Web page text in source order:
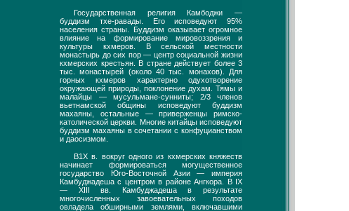
Государственная религия Камбоджи —
буддизм тхе-равады. Его исповедуют 95%
населения страны. Буддизм оказывает огромное
влияние на формирование мировоззрения и
культуры кхмеров. В сельской местности
монастырь до сих пор — центр социальной жизни
кхмерских крестьян. В стране действует более 3
тыс. монастырей (около 40 тыс. монахов). Для
горных кхмеров характерно одухотворение
окружающей природы, поклонение духам. Тямы и
малайцы — мусульмане-сунниты; 2/3 членов
вьетнамской общины исповедуют буддизм
махаяны, остальные — приверженцы римско-
католической церкви. Многие китайцы исповедуют
буддизм махаяны в сочетании с конфуцианством
и даосизмом.
В1Х в. вокруг одного из кхмерских княжеств
начинает формироваться могущественное
государство Юго-Восточной Азии — империя
Камбуджадеша с центром в районе Ангкора. В IX
— XIII вв. Камбуджадеша в результате
многочисленных завоевательных походов
овладела обширными землями, включавшими